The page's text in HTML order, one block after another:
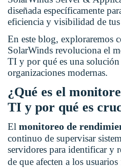
diseñada específicamente
eficiencia y visibilidad de tus
En este blog, exploraremos
SolarWinds revoluciona el
TI y por qué es una solución
organizaciones modernas.
¿Qué es el
TI y por qué es
El monitoreo de
continuo de supervisar
servidores para identificar y
de que afecten a los usuarios